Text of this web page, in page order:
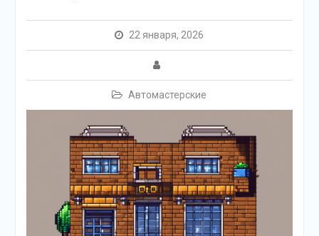
22 января, 2026
Автомастерские